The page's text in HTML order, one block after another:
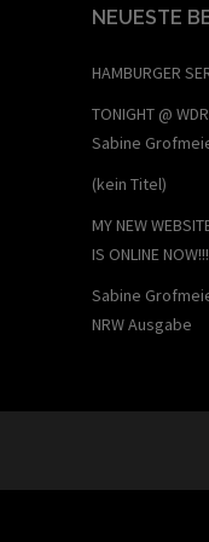
NEUESTE
HAMBURGER
TONIGHT @
Sabine
(kein Titel)
MY NEW
IS ONLINE
Sabine
NRW Ausgabe